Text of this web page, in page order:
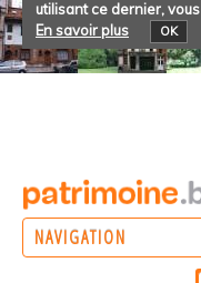
utilisant ce dernier,
En savoir plus
OK
NAVIGATION